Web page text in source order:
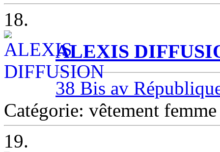
18.
ALEXIS
38 Bis av
Catégorie: vêtement
19.